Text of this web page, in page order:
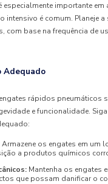
especialmente importante em
intensivo é comum. Planeje
com base na frequência de
Adequado
rápidos pneumáticos
e funcionalidade.
Armazene os engates em um
a produtos químicos
Mantenha os engates
que possam danificar o